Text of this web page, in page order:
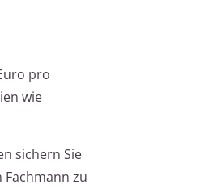
pro
wie
sichern Sie
zu